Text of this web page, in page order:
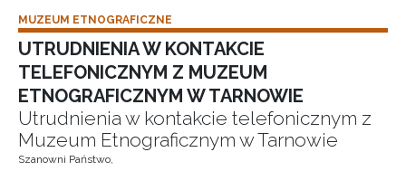
Ziemi
Tarnowskiej
MUZEUM ETNOGRAFICZNE
UTRUDNIENIA W KONTAKCIE
TELEFONICZNYM Z MUZEUM
ETNOGRAFICZNYM W TARNOWIE
Utrudnienia w kontakcie telefonicznym z
Muzeum Etnograficznym w Tarnowie
Szanowni Państwo,